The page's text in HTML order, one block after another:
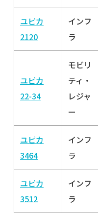
ユピカ
2120
インフ
ラ
ユピカ
22-34
モビリ
ティ・
レジャ
ー
ユピカ
3464
インフ
ラ
ユピカ
3512
インフ
ラ